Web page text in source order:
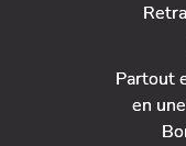
Partout
en